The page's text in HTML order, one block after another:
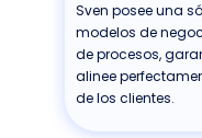
Sven posee una
modelos de
de procesos,
alinee
de los clientes.